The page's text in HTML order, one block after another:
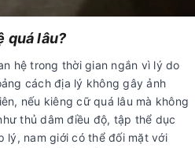
quá lâu?
hệ trong thời gian ngắn vì lý do
cách địa lý không gây ảnh
nếu kiêng cữ quá lâu mà không
thủ dâm điều độ, tập thể dục
lý, nam giới có thể đối mặt với